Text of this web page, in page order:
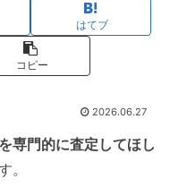
はてブ
コピー
2026.06.27
専門的に査定してほし
。